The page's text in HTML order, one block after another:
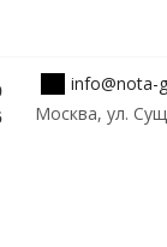
info@nota-
Москва, ул.